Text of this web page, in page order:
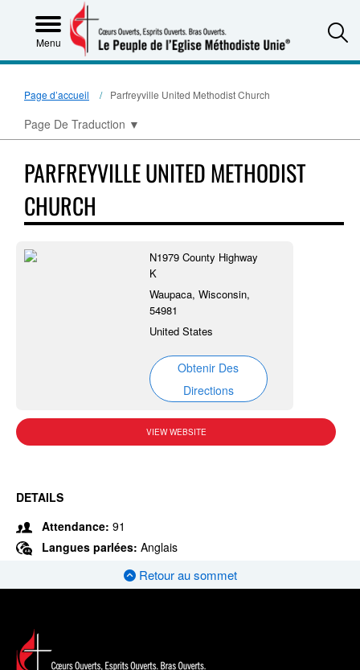
Menu
Page d’accueil Parfreyville United Methodist Church
Page De Traduction ▼
PARFREYVILLE UNITED METHODIST
CHURCH
N1979 County Highway
K
Waupaca, Wisconsin,
54981
United States
Obtenir Des
Directions
VIEW WEBSITE
DETAILS
Attendance: 91
Langues parlées: Anglais
Retour au sommet